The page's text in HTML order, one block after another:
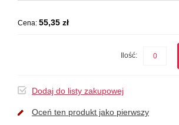
Cena: 55,35 zł
Ilość:
Dodaj do listy zakupowej
Oceń ten produkt jako pierwszy